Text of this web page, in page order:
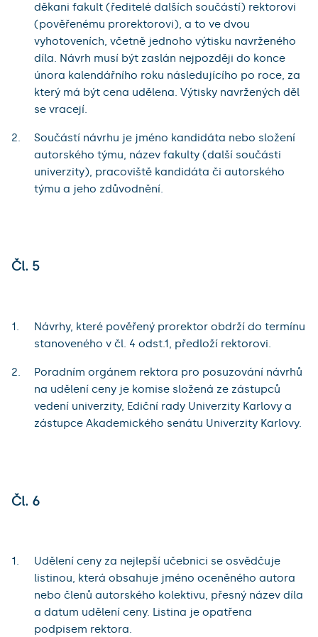
děkani fakult (ředitelé dalších součástí) rektorovi
(pověřenému prorektorovi), a to ve dvou
vyhotoveních, včetně jednoho výtisku navrženého
díla. Návrh musí být zaslán nejpozději do konce
února kalendářního roku následujícího po roce, za
který má být cena udělena. Výtisky navržených děl
se vracejí.
Součástí návrhu je jméno kandidáta nebo složení
autorského týmu, název fakulty (další součásti
univerzity), pracoviště kandidáta či autorského
týmu a jeho zdůvodnění.
Čl. 5
Návrhy, které pověřený prorektor obdrží do termínu
stanoveného v čl. 4 odst.1, předloží rektorovi.
Poradním orgánem rektora pro posuzování návrhů
na udělení ceny je komise složená ze zástupců
vedení univerzity, Ediční rady Univerzity Karlovy a
zástupce Akademického senátu Univerzity Karlovy.
Čl. 6
Udělení ceny za nejlepší učebnici se osvědčuje
listinou, která obsahuje jméno oceněného autora
nebo členů autorského kolektivu, přesný název díla
a datum udělení ceny. Listina je opatřena
podpisem rektora.